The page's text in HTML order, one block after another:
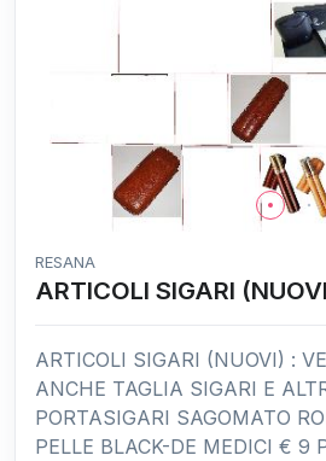
RESANA
ARTICOLI SIGARI
ARTICOLI SIGARI (NUOVI) :
ANCHE TAGLIA SIGARI E
PORTASIGARI SAGOMATO
PELLE BLACK-DE MEDICI € 9